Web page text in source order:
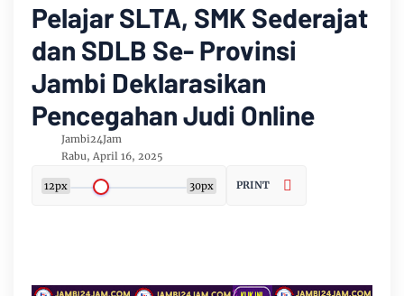
Pelajar SLTA, SMK Sederajat
dan SDLB Se- Provinsi
Jambi Deklarasikan
Pencegahan Judi Online
Jambi24Jam
Rabu, April 16, 2025
12px 30px PRINT